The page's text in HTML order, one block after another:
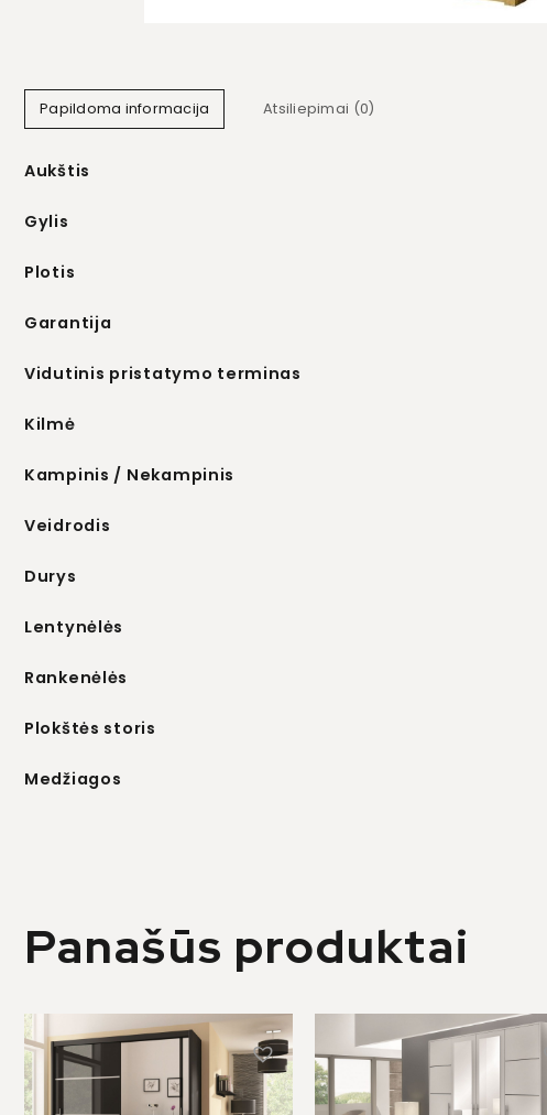
Papildoma informacija Atsiliepimai (0)
Aukštis
Gylis
Plotis
Garantija
Vidutinis pristatymo terminas
Kilmė
Kampinis / Nekampinis
Veidrodis
Durys
Lentynėlės
Rankenėlės
Plokštės storis
Medžiagos
Panašūs produktai